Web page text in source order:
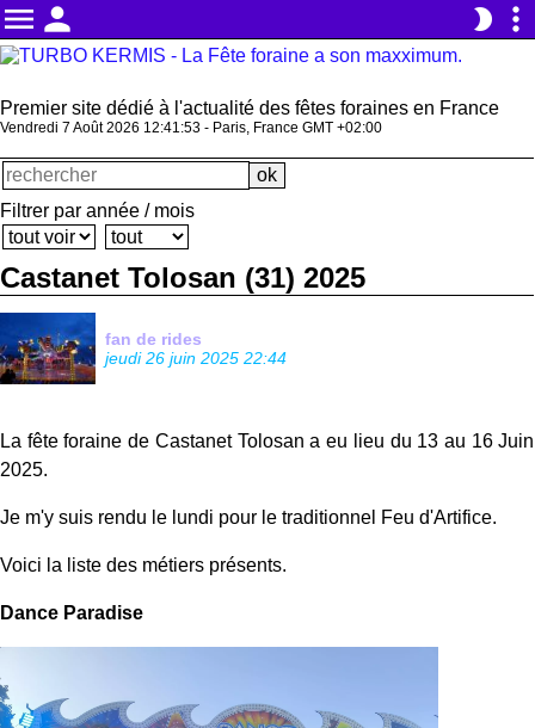
menu person brightness_2 more_vert
Premier site dédié à l'actualité des fêtes foraines en France
Vendredi 7 Août 2026 12:41:54 - Paris, France GMT +02:00
Filtrer par année / mois
Castanet Tolosan (31) 2025
fan de rides
jeudi 26 juin 2025 22:44
La fête foraine de Castanet Tolosan a eu lieu du 13 au 16 Juin
2025.
Je m'y suis rendu le lundi pour le traditionnel Feu d'Artifice.
Voici la liste des métiers présents.
Dance Paradise